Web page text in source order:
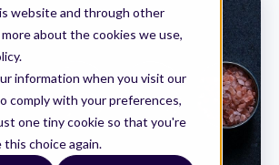
website and through other
about the cookies we use,
information when you visit our
comply with your preferences,
one tiny cookie so that you're
choice again.